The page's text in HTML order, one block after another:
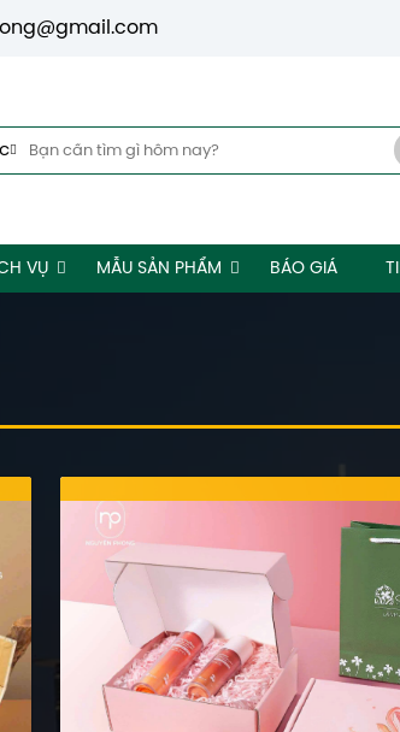
VỤ MẪU SẢN PHẨM BÁO GIÁ